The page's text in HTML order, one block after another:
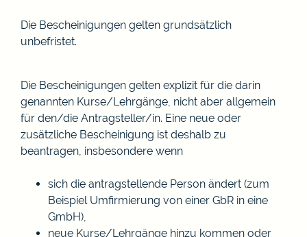
Die Bescheinigungen gelten grundsätzlich
unbefristet.
Die Bescheinigungen gelten explizit für die darin
genannten Kurse/Lehrgänge, nicht aber allgemein
für den/die Antragsteller/in. Eine neue oder
zusätzliche Bescheinigung ist deshalb zu
beantragen, insbesondere wenn
sich die antragstellende Person ändert (zum
Beispiel Umfirmierung von einer GbR in eine
GmbH),
neue Kurse/Lehrgänge hinzu kommen oder